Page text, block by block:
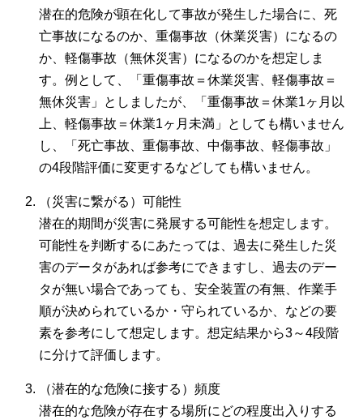
潜在的危険が顕在化して事故が発生した場合に、死
亡事故になるのか、重傷事故（休業災害）になるの
か、軽傷事故（無休災害）になるのかを想定しま
す。例として、「重傷事故＝休業災害、軽傷事故＝
無休災害」としましたが、「重傷事故＝休業1ヶ月以
上、軽傷事故＝休業1ヶ月未満」としても構いません
し、「死亡事故、重傷事故、中傷事故、軽傷事故」
の4段階評価に変更するなどしても構いません。
（災害に繋がる）可能性
潜在的期間が災害に発展する可能性を想定します。
可能性を判断するにあたっては、過去に発生した災
害のデータがあれば参考にできますし、過去のデー
タが無い場合であっても、安全装置の有無、作業手
順が決められているか・守られているか、などの要
素を参考にして想定します。想定結果から3～4段階
に分けて評価します。
（潜在的な危険に接する）頻度
潜在的な危険が存在する場所にどの程度出入りする